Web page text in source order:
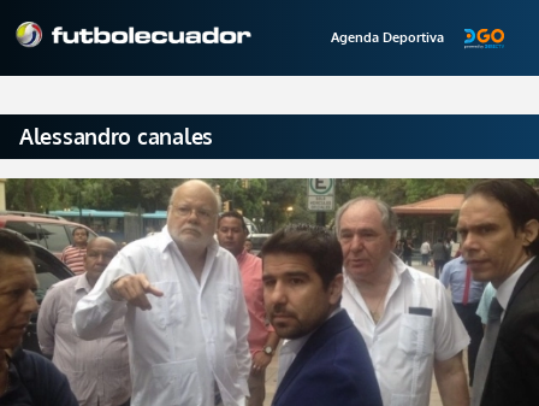
Agenda Deportiva
Alessandro canales